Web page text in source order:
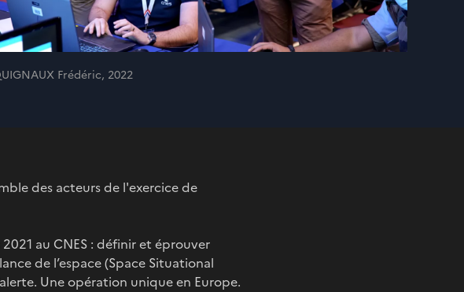
Frédéric, 2022
des acteurs de l'exercice de
au CNES : définir et éprouver
de l’espace (Space Situational
Une opération unique en Europe.